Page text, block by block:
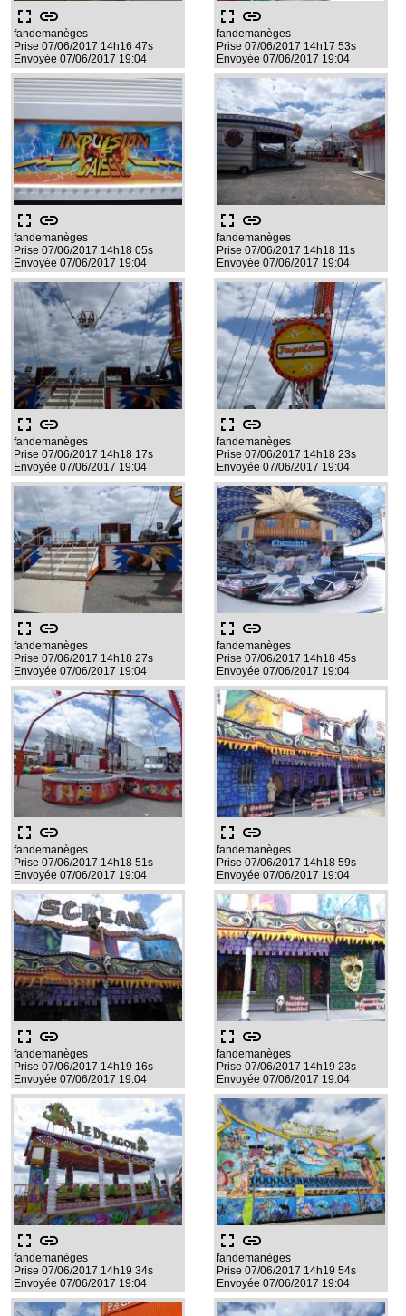
fullscreen link
fandemanèges
Prise 07/06/2017 14h16 47s
Envoyée 07/06/2017 19:04
fullscreen link
fandemanèges
Prise 07/06/2017 14h17 53s
Envoyée 07/06/2017 19:04
fullscreen link
fandemanèges
Prise 07/06/2017 14h18 05s
Envoyée 07/06/2017 19:04
fullscreen link
fandemanèges
Prise 07/06/2017 14h18 11s
Envoyée 07/06/2017 19:04
fullscreen link
fandemanèges
Prise 07/06/2017 14h18 17s
Envoyée 07/06/2017 19:04
fullscreen link
fandemanèges
Prise 07/06/2017 14h18 23s
Envoyée 07/06/2017 19:04
fullscreen link
fandemanèges
Prise 07/06/2017 14h18 27s
Envoyée 07/06/2017 19:04
fullscreen link
fandemanèges
Prise 07/06/2017 14h18 45s
Envoyée 07/06/2017 19:04
fullscreen link
fandemanèges
Prise 07/06/2017 14h18 51s
Envoyée 07/06/2017 19:04
fullscreen link
fandemanèges
Prise 07/06/2017 14h18 59s
Envoyée 07/06/2017 19:04
fullscreen link
fandemanèges
Prise 07/06/2017 14h19 16s
Envoyée 07/06/2017 19:04
fullscreen link
fandemanèges
Prise 07/06/2017 14h19 23s
Envoyée 07/06/2017 19:04
fullscreen link
fandemanèges
Prise 07/06/2017 14h19 34s
Envoyée 07/06/2017 19:04
fullscreen link
fandemanèges
Prise 07/06/2017 14h19 54s
Envoyée 07/06/2017 19:04